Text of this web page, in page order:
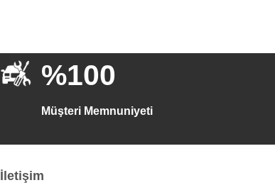
%100
Müşteri Memnuniyeti
İletişim